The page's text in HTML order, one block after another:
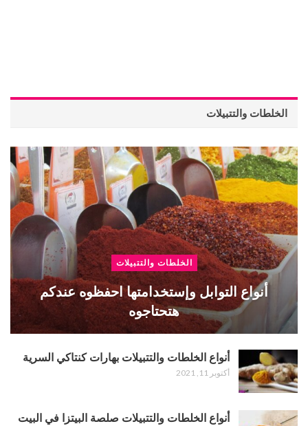
الخلطات والتتبيلات
الخلطات والتتبيلات
أنواع التوابل وإستخدامتها احفظوه عندكم
هتحتاجوه
أنواع الخلطات والتتبيلات بهارات كنتاكي السرية
أكتوبر 11, 2021
أنواع الخلطات والتتبيلات صلصة البيتزا في البيت